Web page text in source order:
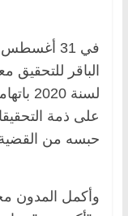
على ذمة
حبسه من القضية
وأكمل المدون